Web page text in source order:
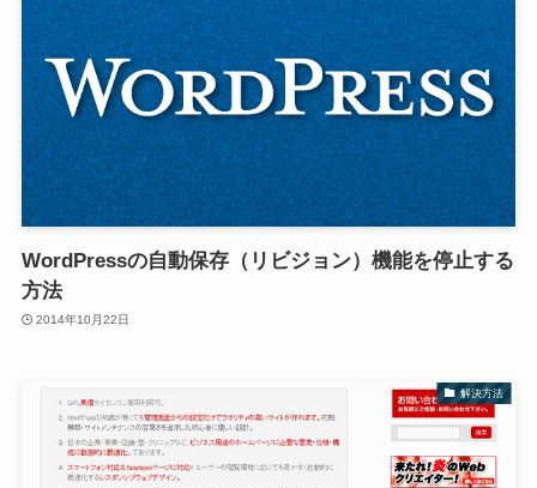
WordPressの自動保存（リビジョン）機能を停止する
方法
2014年10月22日
解決方法